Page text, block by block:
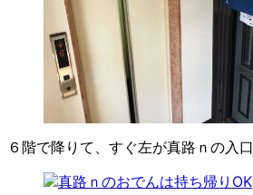
６階で降りて、すぐ左が真路ｎの入口